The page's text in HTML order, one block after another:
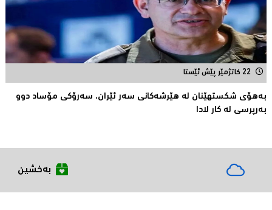
22 کاتژمێر پێش ئێستا
بەهۆى شکستهێنان لە هێرشەکانى سەر ئێران، سەرۆكی مۆساد دوو
بەرپرسی لە كار لادا
بەخشین